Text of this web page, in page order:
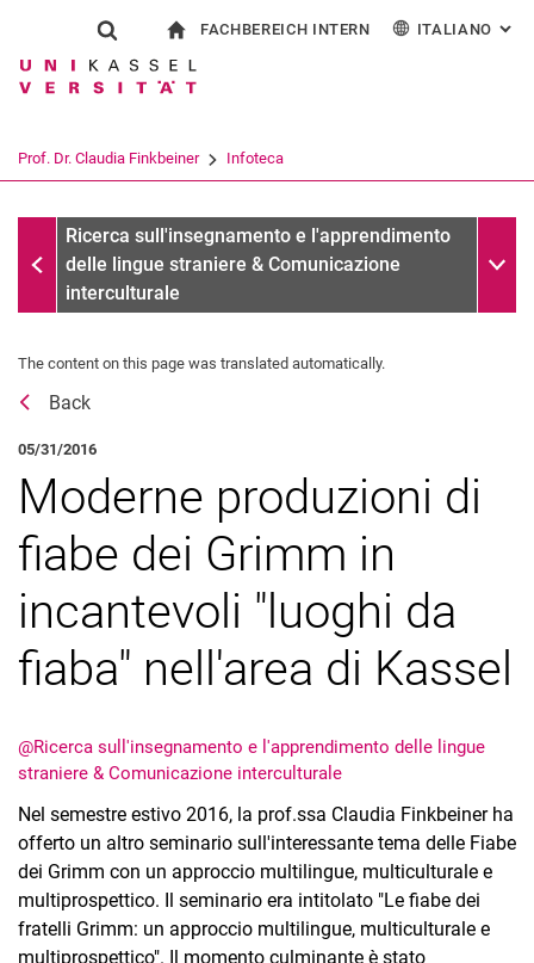
Jump directly to: content
Jump directly to: search
Jump directly to: main
Show search form
Search term
Search (opens an external link in a
FACHBEREICH INTERN ITALIANO :
Prof. Dr. Claudia Finkbeiner Infoteca
Archivio messaggi
Ricerca sull'insegnamento e l'apprendimento
delle lingue straniere & Comunicazione
interculturale
Premi
Vita
Appartenenze, comitati & Attività di commissioni esterne
Squadra
Lavoro supervisionato
Università partner
Video clip
The content on this page was translated automatically.
Back
05/31/2016
Moderne produzioni di
fiabe dei Grimm in
incantevoli "luoghi da
fiaba" nell'area di Kassel
@Ricerca sull'insegnamento e l'apprendimento delle lingue
straniere & Comunicazione interculturale
Nel semestre estivo 2016, la prof.ssa Claudia Finkbeiner ha
offerto un altro seminario sull'interessante tema delle Fiabe
dei Grimm con un approccio multilingue, multiculturale e
multiprospettico. Il seminario era intitolato "Le fiabe dei
fratelli Grimm: un approccio multilingue, multiculturale e
multiprospettico". Il momento culminante è stato